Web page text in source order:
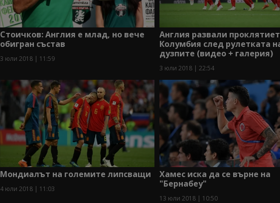
Стоичков: Англия е млад, но вече
обигран състав
3 юли 2018 | 11:59
Англия развали
Колумбия след рулетката
дузпите (видео + галерия)
3 юли 2018 | 22:54
Мондиалът на големите липсващи
4 юли 2018 | 11:03
Хамес иска да се върне на
"Бернабеу"
13 юли 2018 | 10:50